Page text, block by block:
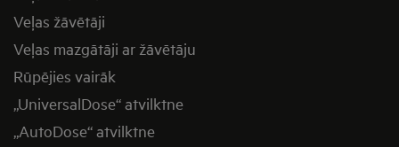
Veļas žāvētāji
Veļas mazgātāji ar žāvētāju
Rūpējies vairāk
„UniversalDose“ atvilktne
„AutoDose“ atvilktne